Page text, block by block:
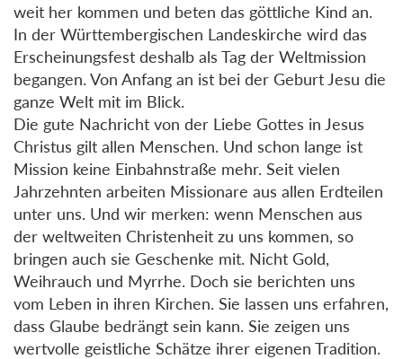
weit her kommen und beten das göttliche Kind an.
In der Württembergischen Landeskirche wird das
Erscheinungsfest deshalb als Tag der Weltmission
begangen. Von Anfang an ist bei der Geburt Jesu die
ganze Welt mit im Blick.
Die gute Nachricht von der Liebe Gottes in Jesus
Christus gilt allen Menschen. Und schon lange ist
Mission keine Einbahnstraße mehr. Seit vielen
Jahrzehnten arbeiten Missionare aus allen Erdteilen
unter uns. Und wir merken: wenn Menschen aus
der weltweiten Christenheit zu uns kommen, so
bringen auch sie Geschenke mit. Nicht Gold,
Weihrauch und Myrrhe. Doch sie berichten uns
vom Leben in ihren Kirchen. Sie lassen uns erfahren,
dass Glaube bedrängt sein kann. Sie zeigen uns
wertvolle geistliche Schätze ihrer eigenen Tradition.